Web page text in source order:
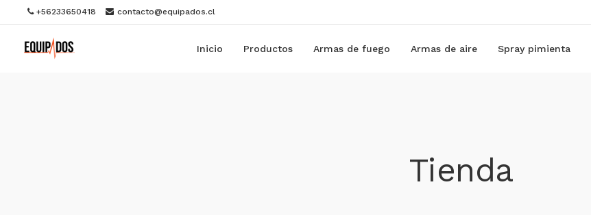
+56233650418 contacto@equipados.cl
Inicio Productos Armas de fuego Armas de aire Spray pimienta
Tienda